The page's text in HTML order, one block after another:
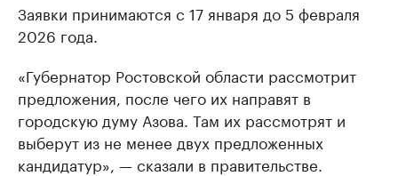
Заявки принимаются с 17 января до 5 февраля
2026 года.
«Губернатор Ростовской области рассмотрит
предложения, после чего их направят в
городскую думу Азова. Там их рассмотрят и
выберут из не менее двух предложенных
кандидатур», — сказали в правительстве.